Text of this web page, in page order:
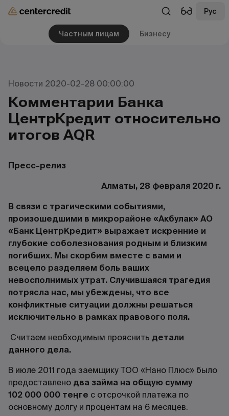
Рус
Частным лицам Бизнесу
Новости 2020-02-28 00:00:00
Комментарии Банка
ЦентрКредит относительно
итогов AQR
Пресс-релиз
Алматы, 28 февраля 2020 г.
В связи с трагическими событиями,
произошедшими в микрорайоне «Акбулак» АО
«Банк ЦентрКредит» выражает искренние и
глубокие соболезнования родным и близким
погибших. Мы скорбим вместе с вами и
всецело разделяем боль ваших
невосполнимых утрат. Случившаяся трагедия
потрясла нас, мы убеждены, что все
конфликтные ситуации должны решаться
исключительно в рамках правового поля.
Считаем необходимым прояснить детали
данного дела.
В июле 2011 года заемщику ТОО «Нано Плюс» было
предоставлено два займа на общую сумму
102 000 000 теңге с отсрочкой платежа по
основному долгу и процентам на 6 месяцев.